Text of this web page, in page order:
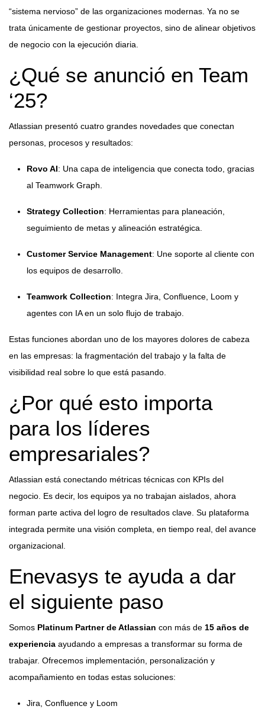
“sistema nervioso” de las organizaciones modernas. Ya no se
trata únicamente de gestionar proyectos, sino de alinear objetivos
de negocio con la ejecución diaria.
¿Qué se anunció en Team
‘25?
Atlassian presentó cuatro grandes novedades que conectan
personas, procesos y resultados:
Rovo AI: Una capa de inteligencia que conecta todo, gracias
al Teamwork Graph.
Strategy Collection: Herramientas para planeación,
seguimiento de metas y alineación estratégica.
Customer Service Management: Une soporte al cliente con
los equipos de desarrollo.
Teamwork Collection: Integra Jira, Confluence, Loom y
agentes con IA en un solo flujo de trabajo.
Estas funciones abordan uno de los mayores dolores de cabeza
en las empresas: la fragmentación del trabajo y la falta de
visibilidad real sobre lo que está pasando.
¿Por qué esto importa
para los líderes
empresariales?
Atlassian está conectando métricas técnicas con KPIs del
negocio. Es decir, los equipos ya no trabajan aislados, ahora
forman parte activa del logro de resultados clave. Su plataforma
integrada permite una visión completa, en tiempo real, del avance
organizacional.
Enevasys te ayuda a dar
el siguiente paso
Somos Platinum Partner deAtlassian con más de 15 años de
experiencia ayudando a empresas a transformar su forma de
trabajar. Ofrecemos implementación, personalización y
acompañamiento en todas estas soluciones:
Jira, Confluence y Loom